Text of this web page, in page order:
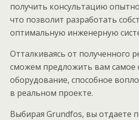
получить консультацию
что позволит разработать
оптимальную инженерную
Отталкиваясь от полученного
сможем предложить вам самое
оборудование, способное
в реальном проекте.
Выбирая Grundfos, вы отдаете